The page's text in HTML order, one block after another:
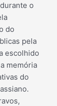
o
do
pela
escolhido
memória
do